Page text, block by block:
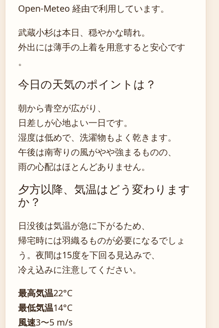
Open-Meteo 経由で利用しています。
武蔵小杉は本日、穏やかな晴れ。
外出には薄手の上着を用意すると安心です
。
今日の天気のポイントは？
朝から青空が広がり、
日差しが心地よい一日です。
湿度は低めで、洗濯物もよく乾きます。
午後は南寄りの風がやや強まるものの、
雨の心配はほとんどありません。
夕方以降、気温はどう変わります
か？
日没後は気温が急に下がるため、
帰宅時には羽織るものが必要になるでしょ
う。夜間は15度を下回る見込みで、
冷え込みに注意してください。
最高気温22°C
最低気温14°C
風速3〜5 m/s